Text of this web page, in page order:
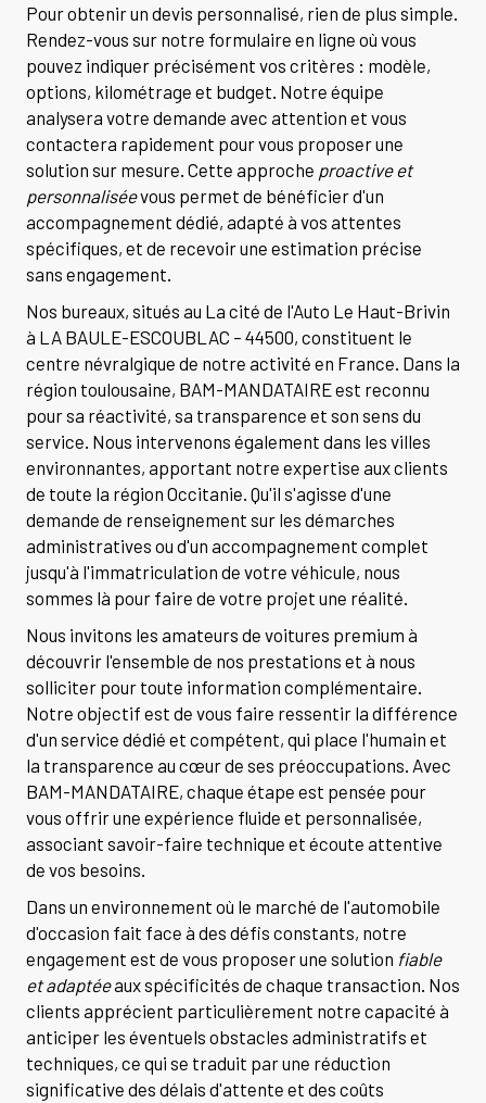
Pour obtenir un devis personnalisé, rien de plus simple.
Rendez-vous sur notre formulaire en ligne où vous
pouvez indiquer précisément vos critères : modèle,
options, kilométrage et budget. Notre équipe
analysera votre demande avec attention et vous
contactera rapidement pour vous proposer une
solution sur mesure. Cette approche proactive et
personnaliséevous permet de bénéficier d'un
accompagnement dédié, adapté à vos attentes
spécifiques, et de recevoir une estimation précise
sans engagement.
Nos bureaux, situés au La cité de l'Auto Le Haut-Brivin
à LA BAULE-ESCOUBLAC – 44500, constituent le
centre névralgique de notre activité en France. Dans la
région toulousaine, BAM-MANDATAIRE est reconnu
pour sa réactivité, sa transparence et son sens du
service. Nous intervenons également dans les villes
environnantes, apportant notre expertise aux clients
de toute la région Occitanie. Qu'il s'agisse d'une
demande de renseignement sur les démarches
administratives ou d'un accompagnement complet
jusqu'à l'immatriculation de votre véhicule, nous
sommes là pour faire de votre projet une réalité.
Nous invitons les amateurs de voitures premium à
découvrir l'ensemble de nos prestations et à nous
solliciter pour toute information complémentaire.
Notre objectif est de vous faire ressentir la différence
d'un service dédié et compétent, qui place l'humain et
la transparence au cœur de ses préoccupations. Avec
BAM-MANDATAIRE, chaque étape est pensée pour
vous offrir une expérience fluide et personnalisée,
associant savoir-faire technique et écoute attentive
de vos besoins.
Dans un environnement où le marché de l'automobile
d'occasion fait face à des défis constants, notre
engagement est de vous proposer une solution fiable
et adaptéeaux spécificités de chaque transaction. Nos
clients apprécient particulièrement notre capacité à
anticiper les éventuels obstacles administratifs et
techniques, ce qui se traduit par une réduction
significative des délais d'attente et des coûts